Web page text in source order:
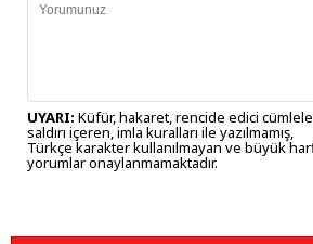
UYARI: Küfür, hakaret, rencide edici
saldırı içeren, imla kuralları ile yazılmamış,
Türkçe karakter kullanılmayan ve büyük
yorumlar onaylanmamaktadır.